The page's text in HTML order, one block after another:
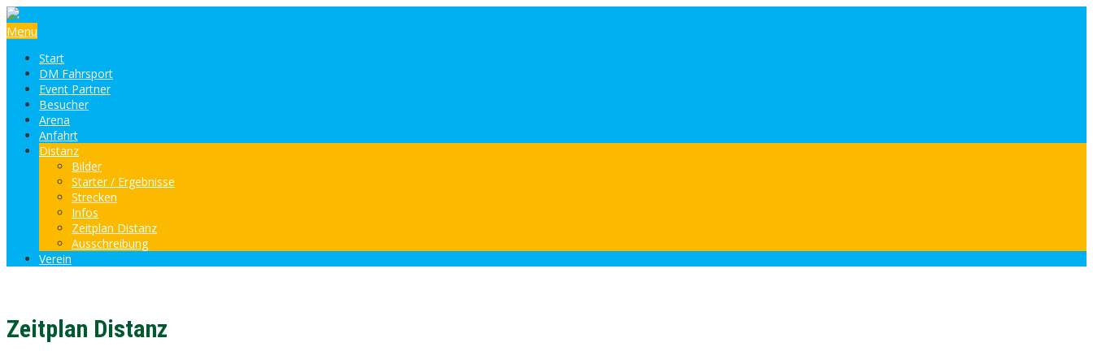
Menu
Start
DM Fahrsport
Event Partner
Besucher
Arena
Anfahrt
Distanz
Bilder
Starter / Ergebnisse
Strecken
Infos
Zeitplan Distanz
Ausschreibung
Verein
Zeitplan Distanz